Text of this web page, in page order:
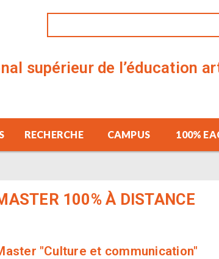
supérieur de l’éducation
RECHERCHE CAMPUS 100%
100% À DISTANCE
"Culture et communication"